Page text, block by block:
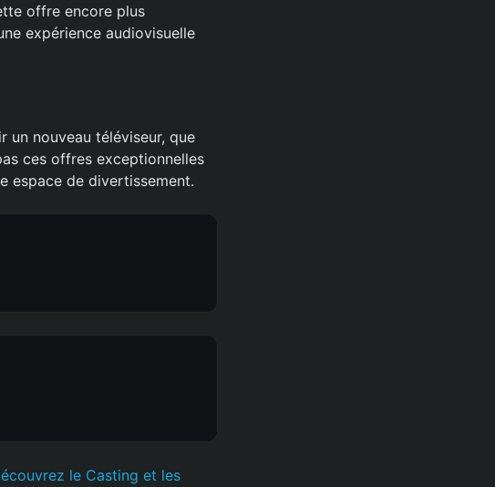
offre encore plus
expérience audiovisuelle
un nouveau téléviseur, que
ces offres exceptionnelles
espace de divertissement.
le Casting et les